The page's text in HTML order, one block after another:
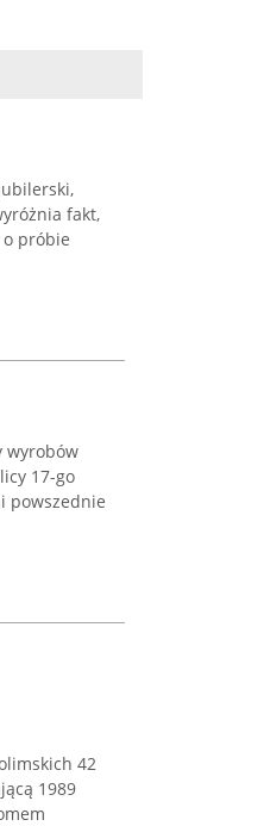
fakt,
próbie
wyrobów
17-go
powszednie
42
1989